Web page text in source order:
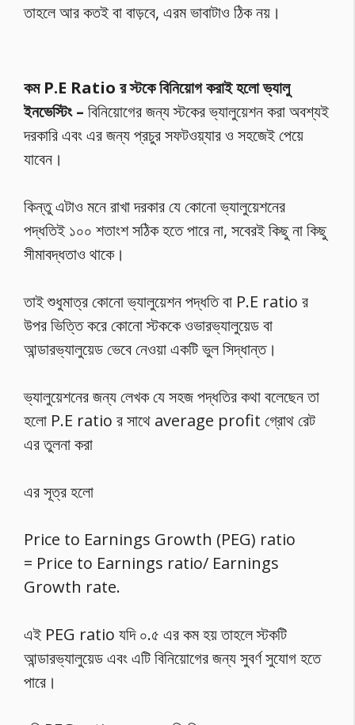
তাহলে আর কতই বা বাড়বে, এরম ভাবাটাও ঠিক নয়।
কম P.E Ratio র স্টকে বিনিয়োগ করাই হলো ভ্যালু
ইনভেস্টিং – বিনিয়োগের জন্য স্টকের ভ্যালুয়েশন করা অবশ্যই
দরকারি এবং এর জন্য প্রচুর সফটওয়্যার ও সহজেই পেয়ে
যাবেন।
কিন্তু এটাও মনে রাখা দরকার যে কোনো ভ্যালুয়েশনের
পদ্ধতিই ১০০ শতাংশ সঠিক হতে পারে না, সবেরই কিছু না কিছু
সীমাবদ্ধতাও থাকে।
তাই শুধুমাত্র কোনো ভ্যালুয়েশন পদ্ধতি বা P.E ratio র
উপর ভিত্তি করে কোনো স্টককে ওভারভ্যালুয়েড বা
আন্ডারভ্যালুয়েড ভেবে নেওয়া একটি ভুল সিদ্ধান্ত।
ভ্যালুয়েশনের জন্য লেখক যে সহজ পদ্ধতির কথা বলেছেন তা
হলো P.E ratio র সাথে average profit গ্রোথ রেট
এর তুলনা করা
এর সূত্র হলো
Price to Earnings Growth (PEG) ratio
= Price to Earnings ratio/ Earnings
Growth rate.
এই PEG ratio যদি ০.৫ এর কম হয় তাহলে স্টকটি
আন্ডারভ্যালুয়েড এবং এটি বিনিয়োগের জন্য সুবর্ণ সুযোগ হতে
পারে।